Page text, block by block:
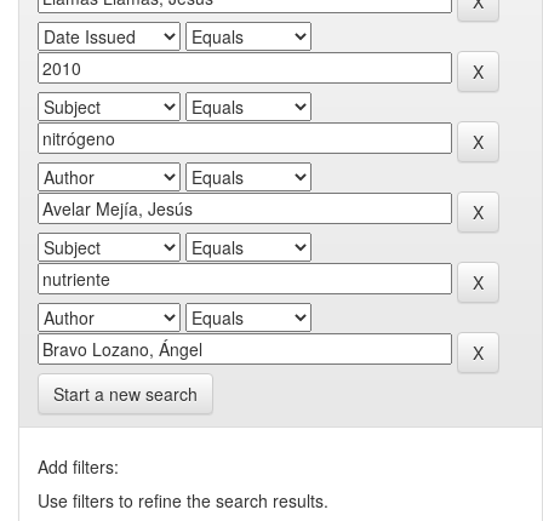
Start a new search
Add filters:
Use filters to refine the search results.